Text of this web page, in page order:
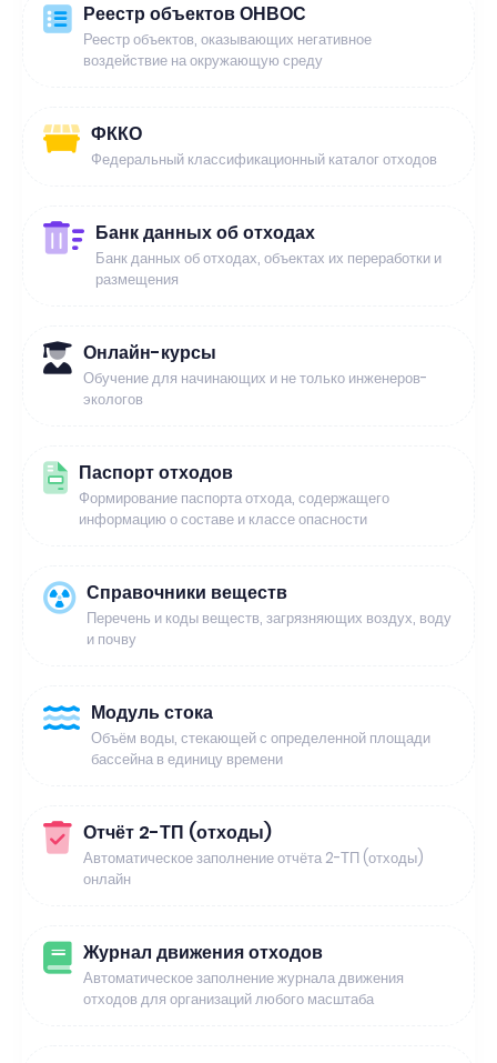
Реестр объектов ОНВОС
Реестр объектов, оказывающих негативное
воздействие на окружающую среду
ФККО
Федеральный классификационный каталог отходов
Банк данных об отходах
Банк данных об отходах, объектах их переработки и
размещения
Онлайн-курсы
Обучение для начинающих и не только инженеров-
экологов
Паспорт отходов
Формирование паспорта отхода, содержащего
информацию о составе и классе опасности
Справочники веществ
Перечень и коды веществ, загрязняющих воздух, воду
и почву
Модуль стока
Объём воды, стекающей с определенной площади
бассейна в единицу времени
Отчёт 2-ТП (отходы)
Автоматическое заполнение отчёта 2-ТП (отходы)
онлайн
Журнал движения отходов
Автоматическое заполнение журнала движения
отходов для организаций любого масштаба